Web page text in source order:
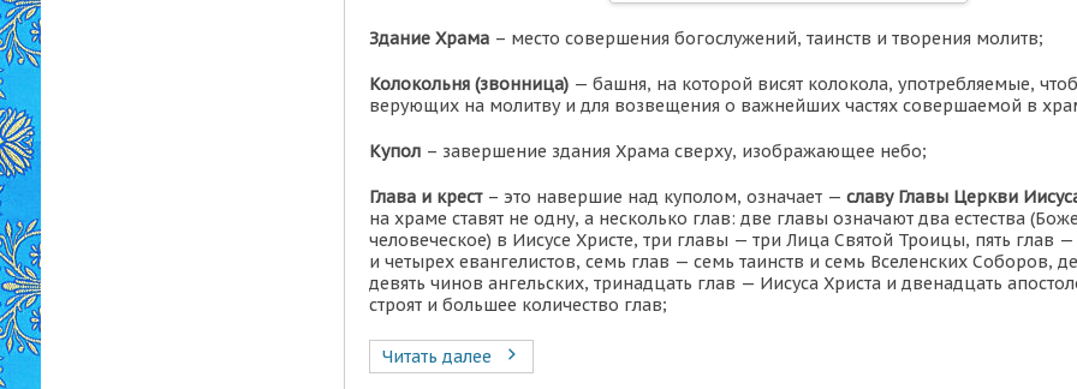
Здание Храма – место совершения богослужений, таинств и творения молитв;
Колокольня (звонница) — башня, на которой висят колокола, употребляемые,
верующих на молитву и для возвещения о важнейших частях совершаемой в
Купол – завершение здания Храма сверху, изображающее небо;
Глава и крест– это навершие над куполом, означает —славу Главы Церкви
на храме ставят не одну, а несколько глав: две главы означают два естества
человеческое) в Иисусе Христе, три главы — три Лица Святой Троицы, пять глав —
и четырех евангелистов, семь глав — семь таинств и семь Вселенских Соборов,
девять чинов ангельских, тринадцать глав — Иисуса Христа и двенадцать
строят и большее количество глав;
Читать далее